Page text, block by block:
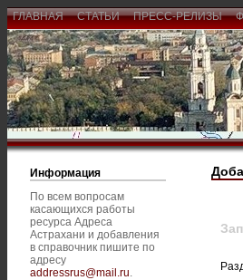
ГЛАВНАЯ СТАТЬИ ПРЕСС-РЕЛИЗЫ
Информация
По всем вопросам
касающихся работы
ресурса Адреса
Астрахани и добавления
в справочник пишите по
адресу
addressrus@mail.ru.